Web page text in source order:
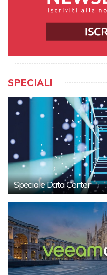
SPECIALI
Speciale Data Center